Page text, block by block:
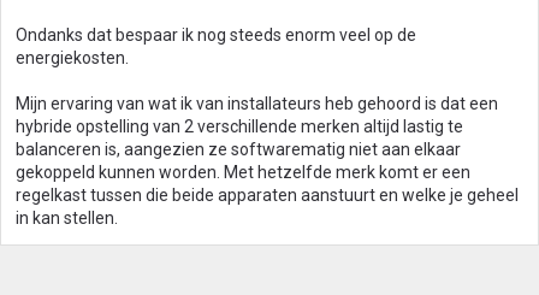
Ondanks dat bespaar ik nog steeds enorm veel op de
energiekosten.
Mijn ervaring van wat ik van installateurs heb gehoord is dat een
hybride opstelling van 2 verschillende merken altijd lastig te
balanceren is, aangezien ze softwarematig niet aan elkaar
gekoppeld kunnen worden. Met hetzelfde merk komt er een
regelkast tussen die beide apparaten aanstuurt en welke je geheel
in kan stellen.